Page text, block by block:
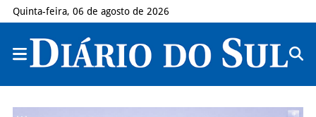
Quinta-feira, 06 de agosto de 2026